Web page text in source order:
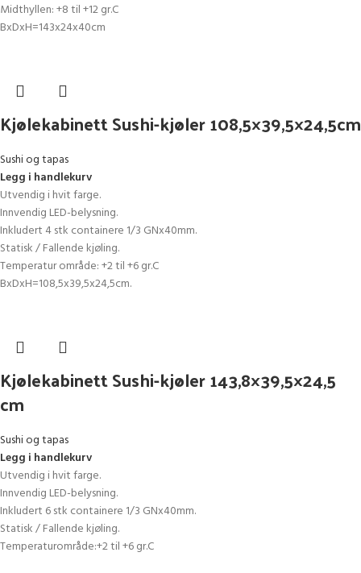
Midthyllen: +8 til +12 gr.C
BxDxH=143x24x40cm
Kjølekabinett Sushi-kjøler 108,5×39,5×24,5cm
Sushi og tapas
Legg i handlekurv
Utvendig i hvit farge.
Innvendig LED-belysning.
Inkludert 4 stk containere 1/3 GNx40mm.
Statisk / Fallende kjøling.
Temperatur område: +2 til +6 gr.C
BxDxH=108,5x39,5x24,5cm.
Kjølekabinett Sushi-kjøler 143,8×39,5×24,5
cm
Sushi og tapas
Legg i handlekurv
Utvendig i hvit farge.
Innvendig LED-belysning.
Inkludert 6 stk containere 1/3 GNx40mm.
Statisk / Fallende kjøling.
Temperaturområde:+2 til +6 gr.C